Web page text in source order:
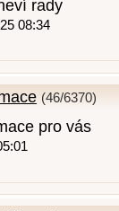
rady
08:34
(46/6370)
pro vás